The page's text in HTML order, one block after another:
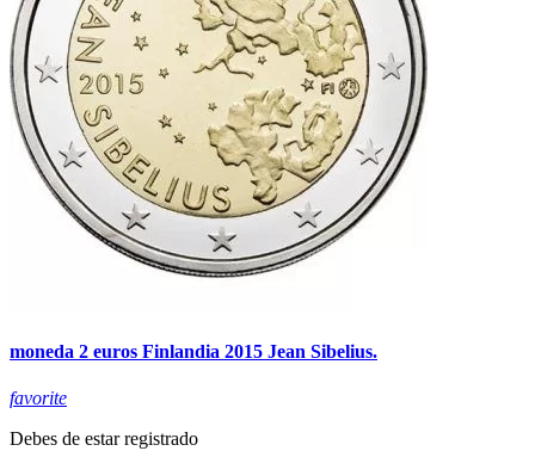
moneda 2 euros Finlandia 2015 Jean Sibelius.
favorite
Debes de estar registrado